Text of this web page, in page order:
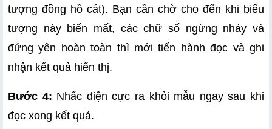
tượng đồng hồ cát). Bạn cần chờ cho đến khi biểu
tượng này biến mất, các chữ số ngừng nhảy và
đứng yên hoàn toàn thì mới tiến hành đọc và ghi
nhận kết quả hiển thị.
Bước 4: Nhấc điện cực ra khỏi mẫu ngay sau khi
đọc xong kết quả.